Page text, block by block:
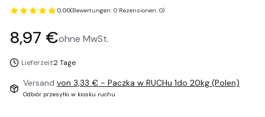
0.00(Bewertungen: 0 Rezensionen: 0)
Preis
8,97 €ohne MwSt.
Lieferzeit:2 Tage
Versand von 3,33 € - Paczka w RUCHu 1do 20kg (Polen)
Odbiór przesyłki w kiosku ruchu